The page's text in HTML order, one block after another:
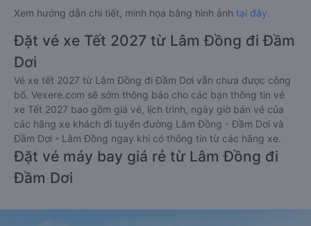
Xem hướng dẫn chi tiết, minh họa bằng hình ảnh tại đây.
Đặt vé xe Tết 2027 từ Lâm Đồng đi Đầm
Dơi
Vé xe tết 2027 từ Lâm Đồng đi Đầm Dơi vẫn chưa được công
bố. Vexere.com sẽ sớm thông báo cho các bạn thông tin vé
xe Tết 2027 bao gồm giá vé, lịch trình, ngày giờ bán vé của
các hãng xe khách đi tuyến đường Lâm Đồng - Đầm Dơi và
Đầm Dơi - Lâm Đồng ngay khi có thông tin từ các hãng xe.
Đặt vé máy bay giá rẻ từ Lâm Đồng đi
Đầm Dơi